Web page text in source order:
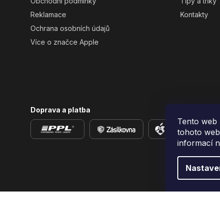
Tento
tohoto
informací
Reklamace
Ochrana osobních údajů
Více o značce Apple
Kontakty
Doprava a platba